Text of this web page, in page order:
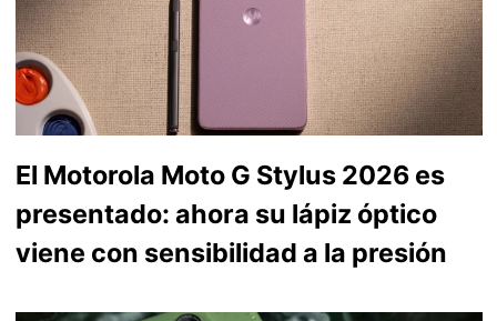
El Motorola Moto G Stylus 2026 es
presentado: ahora su lápiz óptico
viene con sensibilidad a la presión